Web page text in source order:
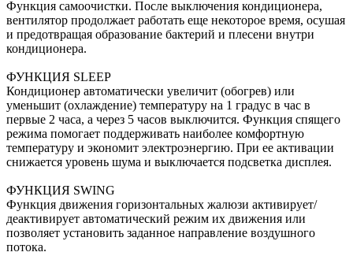
Функция самоочистки. После выключения кондиционера,
вентилятор продолжает работать еще некоторое время, осушая
и предотвращая образование бактерий и плесени внутри
кондиционера.
ФУНКЦИЯ SLEEP
Кондиционер автоматически увеличит (обогрев) или
уменьшит (охлаждение) температуру на 1 градус в час в
первые 2 часа, а через 5 часов выключится. Функция спящего
режима помогает поддерживать наиболее комфортную
температуру и экономит электроэнергию. При ее активации
снижается уровень шума и выключается подсветка дисплея.
ФУНКЦИЯ SWING
Функция движения горизонтальных жалюзи активирует/
деактивирует автоматический режим их движения или
позволяет установить заданное направление воздушного
потока.